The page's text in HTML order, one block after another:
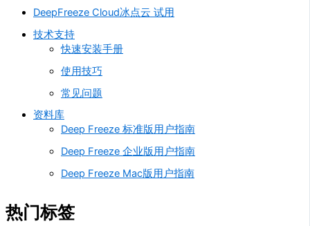
DeepFreeze Cloud冰点云 试用
技术支持
快速安装手册
使用技巧
常见问题
资料库
Deep Freeze 标准版用户指南
Deep Freeze 企业版用户指南
Deep Freeze Mac版用户指南
热门标签